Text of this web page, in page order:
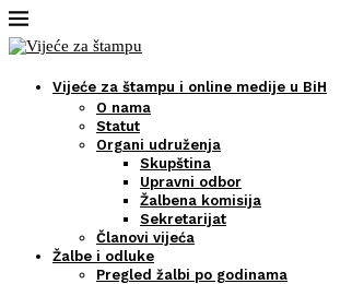
Vijeće za štampu i online medije u BiH
O nama
Statut
Organi udruženja
Skupština
Upravni odbor
Žalbena komisija
Sekretarijat
Članovi vijeća
Žalbe i odluke
Pregled žalbi po godinama